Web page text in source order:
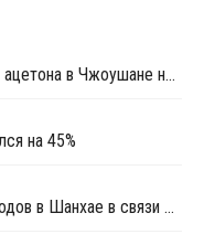
ZPC закрыла производство фенола и ацетона в Чжоушане на ремонт
на 45%
Sinopec Shanghai остановила ряд заводов в Шанхае в связи с проведением саммита G20 в начале сентября